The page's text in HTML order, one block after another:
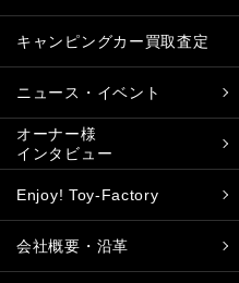
キャンピングカー買取査定
ニュース・イベント
オーナー様
インタビュー
Enjoy! Toy-Factory
会社概要・沿革